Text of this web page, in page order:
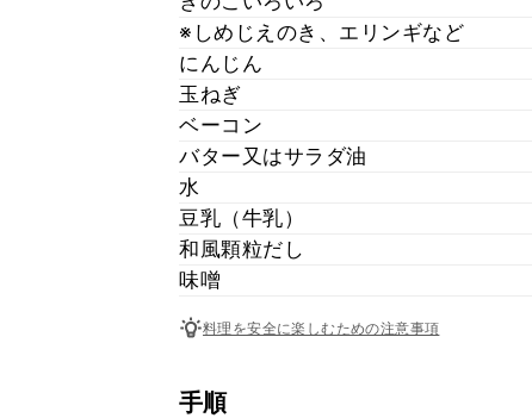
※しめじえのき、エリンギなど
にんじん
玉ねぎ
ベーコン
バター又はサラダ油
水
豆乳（牛乳）
和風顆粒だし
味噌
料理を安全に楽しむための注意事項
手順